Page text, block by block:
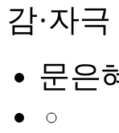
감·자
문은